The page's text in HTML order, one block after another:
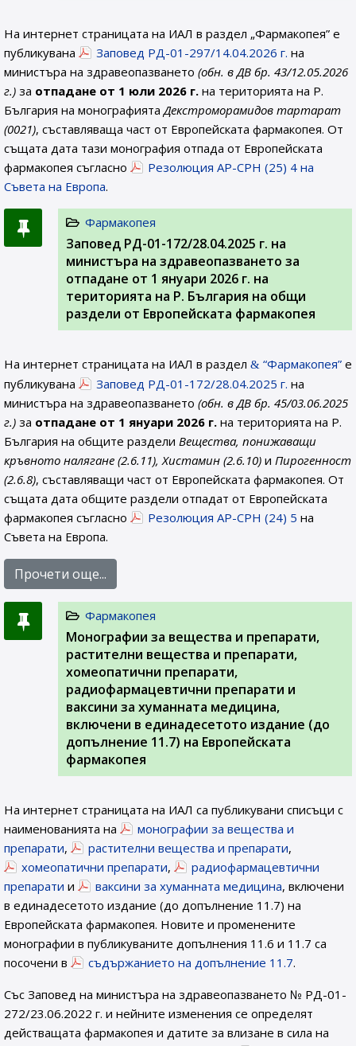
На интернет страницата на ИАЛ в раздел „Фармакопея” е
публикувана
Заповед РД-01-297/14.04.2026 г. на
министъра на здравеопазването (обн. в ДВ бр. 43/12.05.2026
г.) за отпадане от 1 юли 2026 г. на територията на Р.
България на монографиятаДекстроморамидов тартaрат
(0021), съставляваща част от Европейската фармакопея. От
същата дата тази монография отпада от Европейската
фармакопея съгласно
Резолюция AP-CPH (25) 4 на
Съвета на Европа.
Фармакопея
Заповед РД-01-172/28.04.2025 г. на
министъра на здравеопазването за
отпадане от 1 януари 2026 г. на
територията на Р. България на общи
раздели от Европейската фармакопея
На интернет страницата на ИАЛ в раздел “Фармакопея” е
публикувана
Заповед РД-01-172/28.04.2025 г. на
министъра на здравеопазването (обн. в ДВ бр. 45/03.06.2025
г.) за отпадане от 1 януари 2026 г. на територията на Р.
България на общите раздели Вещества, понижаващи
кръвното налягане (2.6.11), Хистамин (2.6.10) и Пирогенност
(2.6.8), съставляващи част от Европейската фармакопея. От
същата дата общите раздели отпадат от Европейската
фармакопея съгласно
Резолюция AP-CPH (24) 5 на
Съвета на Европа.
Прочети още...
Фармакопея
Монографии за вещества и препарати,
растителни вещества и препарати,
хомеопатични препарати,
радиофармацевтични препарати и
ваксини за хуманната медицина,
включени в единадесетото издание (до
допълнение 11.7) на Европейската
фармакопея
На интернет страницата на ИАЛ са публикувани списъци с
наименованията на
монографии за вещества и
препарати, растителни вещества и препарати,
хомеопатични препарати,
радиофармацевтични
препарати и ваксини за хуманната медицина, включени
в единадесетото издание (до допълнение 11.7) на
Европейската фармакопея. Новите и променените
монографии в публикуваните допълнения 11.6 и 11.7 са
посочени в
съдържанието на допълнение 11.7.
Със Заповед на министъра на здравеопазването № РД-01-
272/23.06.2022 г. и нейните изменения се определят
действащата фармакопея и датите за влизане в сила на